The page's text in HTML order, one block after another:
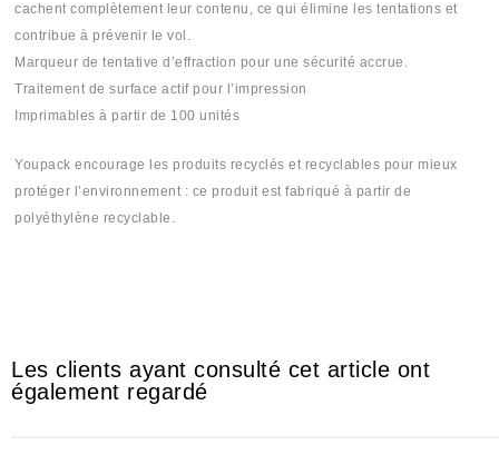
cachent complètement leur contenu, ce qui élimine les tentations et
contribue à prévenir le vol.
Marqueur de tentative d’effraction pour une sécurité accrue.
Traitement de surface actif pour l’impression
Imprimables à partir de 100 unités
Youpack encourage les produits recyclés et recyclables pour mieux
protéger l’environnement : ce produit est fabriqué à partir de
polyéthylène recyclable.
Les clients ayant consulté cet article ont
également regardé